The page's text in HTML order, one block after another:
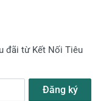
đãi từ Kết Nối Tiêu
Đăng ký